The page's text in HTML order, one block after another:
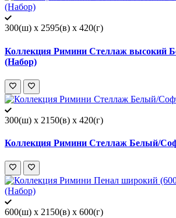
300(ш) x 2595(в) x 420(г)
Коллекция Римини Стеллаж высокий
(Набор)
300(ш) x 2150(в) x 420(г)
Коллекция Римини Стеллаж Белый/
600(ш) x 2150(в) x 600(г)